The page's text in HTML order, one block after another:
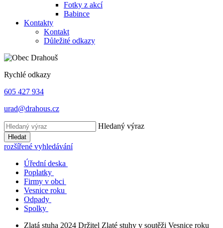
Fotky z akcí
Babince
Kontakty
Kontakt
Důležité odkazy
Rychlé odkazy
605 427 934
urad@drahous.cz
Hledaný výraz
Hledat
rozšířené vyhledávání
Úřední deska
Poplatky
Firmy v obci
Vesnice roku
Odpady
Spolky
Zlatá stuha 2024 Držitel Zlaté stuhy v soutěži Vesnice roku